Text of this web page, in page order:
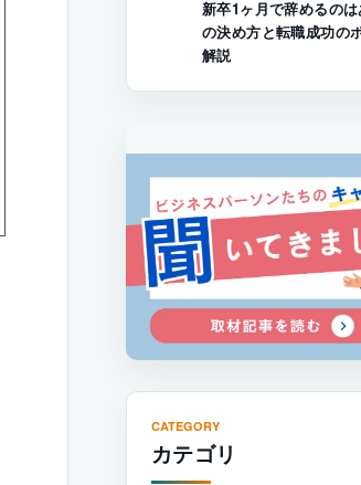
新卒1ヶ月で辞めるの
の決め方と転職成功の
解説
CATEGORY
カテゴリ